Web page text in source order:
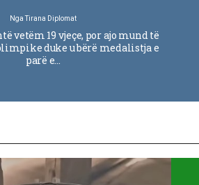
NgaTirana Diplomat
vetëm 19 vjeçe, por ajo mund të
duke u bërë medalistja e
parë e…